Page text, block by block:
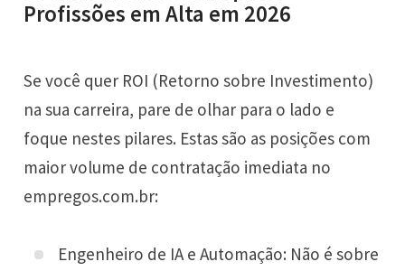
Profissões em Alta em 2026
Se você quer ROI (Retorno sobre Investimento)
na sua carreira, pare de olhar para o lado e
foque nestes pilares. Estas são as posições com
maior volume de contratação imediata no
empregos.com.br:
Engenheiro de IA e Automação: Não é sobre